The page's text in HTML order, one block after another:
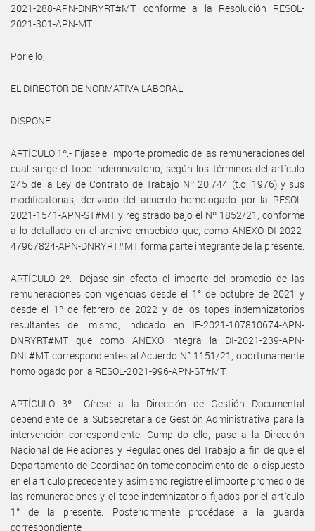
2021-288-APN-DNRYRT#MT, conforme a la Resolución RESOL-
2021-301-APN-MT.
Por ello,
EL DIRECTOR DE NORMATIVA LABORAL
DISPONE:
ARTÍCULO 1º.- Fíjase el importe promedio de las remuneraciones del
cual surge el tope indemnizatorio, según los términos del artículo
245 de la Ley de Contrato de Trabajo Nº 20.744 (t.o. 1976) y sus
modificatorias, derivado del acuerdo homologado por la RESOL-
2021-1541-APN-ST#MT y registrado bajo el Nº 1852/21, conforme
a lo detallado en el archivo embebido que, como ANEXO DI-2022-
47967824-APN-DNRYRT#MT forma parte integrante de la presente.
ARTÍCULO 2º.- Déjase sin efecto el importe del promedio de las
remuneraciones con vigencias desde el 1° de octubre de 2021 y
desde el 1º de febrero de 2022 y de los topes indemnizatorios
resultantes del mismo, indicado en IF-2021-107810674-APN-
DNRYRT#MT que como ANEXO integra la DI-2021-239-APN-
DNL#MT correspondientes al Acuerdo N° 1151/21, oportunamente
homologado por la RESOL-2021-996-APN-ST#MT.
ARTÍCULO 3º.- Gírese a la Dirección de Gestión Documental
dependiente de la Subsecretaría de Gestión Administrativa para la
intervención correspondiente. Cumplido ello, pase a la Dirección
Nacional de Relaciones y Regulaciones del Trabajo a fin de que el
Departamento de Coordinación tome conocimiento de lo dispuesto
en el artículo precedente y asimismo registre el importe promedio de
las remuneraciones y el tope indemnizatorio fijados por el artículo
1° de la presente. Posteriormente procédase a la guarda
correspondiente